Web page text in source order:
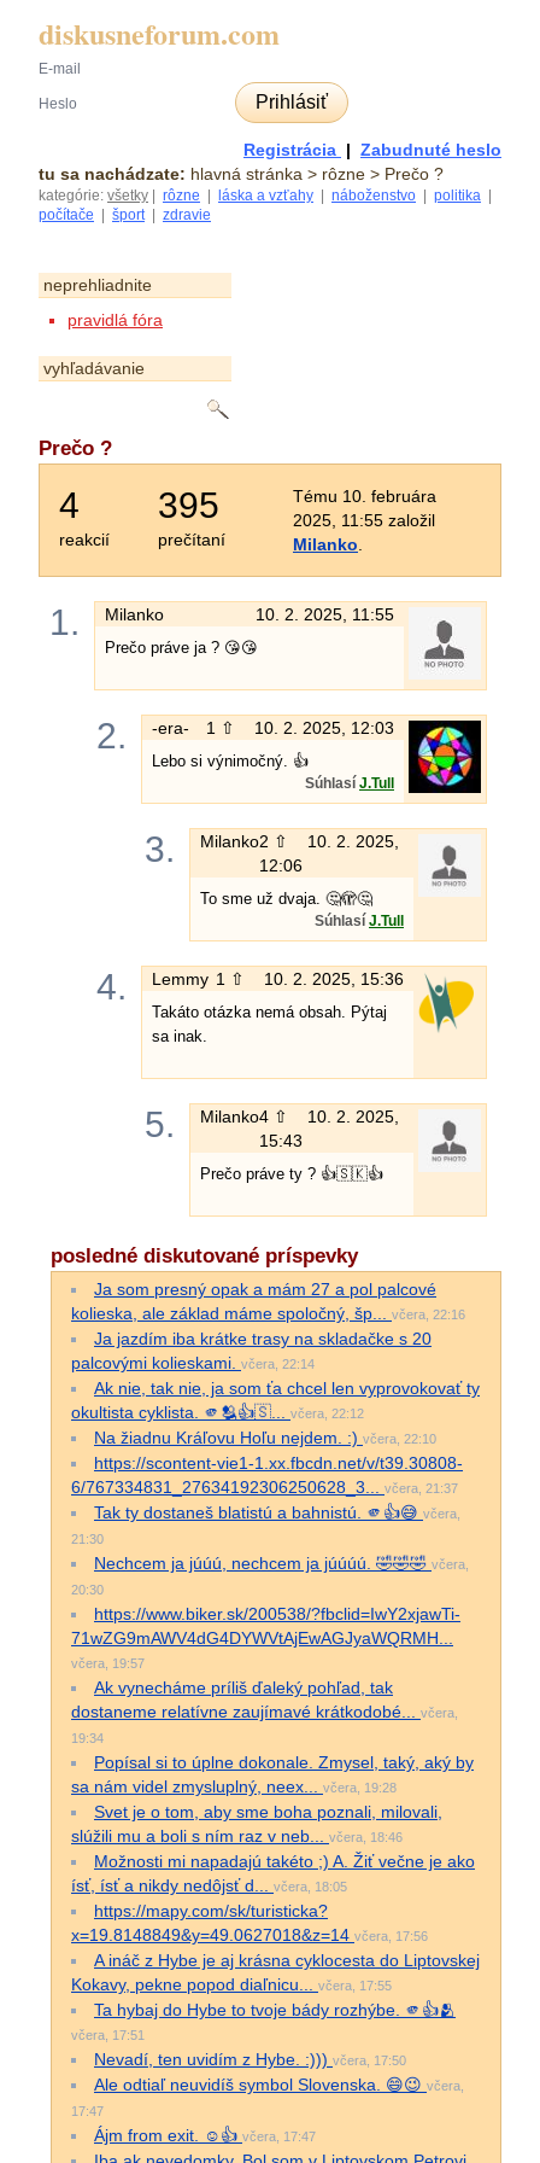
diskusneforum.com
Prihlásiť
Registrácia | Zabudnuté heslo
tu sa nachádzate: hlavná stránka > rôzne > Prečo ?
kategórie: všetky rôzne láska a vzťahy náboženstvo politika
počítače
šport| zdravie
neprehliadnite
pravidlá fóra
vyhľadávanie
Prečo ?
4
reakcií
395
prečítaní
Tému 10. februára
2025, 11:55 založil
Milanko
1. Milanko 10. 2. 2025, 11:55
Prečo práve ja ? 😘😘
2. -era- 1 ⇧ 10. 2. 2025, 12:03
Lebo si výnimočný. 👍
Súhlasí J.Tull
3. Milanko2 ⇧
10. 2. 2025,
12:06
To sme už dvaja. 🤔🫣🤔
Súhlasí J.Tull
4. Lemmy 1 ⇧ 10. 2. 2025, 15:36
Takáto otázka nemá obsah. Pýtaj
sa inak.
5. Milanko4 ⇧
10. 2. 2025,
15:43
Prečo práve ty ? 👍🇸🇰👍
posledné diskutované príspevky
Ja som presný opak a mám 27 a pol palcové
kolieska, ale základ máme spoločný, šp...
včera, 22:16
Ja jazdím iba krátke trasy na skladačke s 20
palcovými kolieskami.
včera, 22:14
Ak nie, tak nie, ja som ťa chcel len vyprovokovať ty
okultista cyklista. 🫵🫂👍🇸...
včera, 22:12
Na žiadnu Kráľovu Hoľu nejdem. :) včera, 22:10
https://scontent-vie1-1.xx.fbcdn.net/v/t39.30808-
6/767334831_27634192306250628_3...
včera, 21:37
Tak ty dostaneš blatistú a bahnistú. 🫵👍😅 včera,
21:30
Nechcem ja júúú, nechcem ja júúúú. 🤣🤣🤣 včera,
20:30
https://www.biker.sk/200538/?fbclid=IwY2xjawTi-
71wZG9mAWV4dG4DYWVtAjEwAGJyaWQRMH...
včera, 19:57
Ak vynecháme príliš ďaleký pohľad, tak
dostaneme relatívne zaujímavé krátkodobé...
včera,
19:34
Popísal si to úplne dokonale. Zmysel, taký, aký by
sa nám videl zmysluplný, neex...
včera, 19:28
Svet je o tom, aby sme boha poznali, milovali,
slúžili mu a boli s ním raz v neb...
včera, 18:46
Možnosti mi napadajú takéto ;) A. Žiť večne je ako
ísť, ísť a nikdy nedôjsť d...
včera, 18:05
https://mapy.com/sk/turisticka?
x=19.8148849&y=49.0627018&z=14 včera, 17:56
A ináč z Hybe je aj krásna cyklocesta do Liptovskej
Kokavy, pekne popod diaľnicu...
včera, 17:55
Ta hybaj do Hybe to tvoje bády rozhýbe. 🫵👍🫂
včera, 17:51
Nevadí, ten uvidím z Hybe. :))) včera, 17:50
Ale odtiaľ neuvidíš symbol Slovenska. 😄😉 včera,
17:47
Ájm from exit. ☺️👍 včera, 17:47